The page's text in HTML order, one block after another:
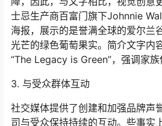
士忌生产商百富门旗下Johnnie
海报，展示的是誉满全球的爱尔兰
光芒的绿色葡萄果实。简介文字内
“The Legacy is Green”，强调家族
3. 与受众群体互动
社交媒体提供了创建和加强品牌声
司与受众保持持续的互动。些事实